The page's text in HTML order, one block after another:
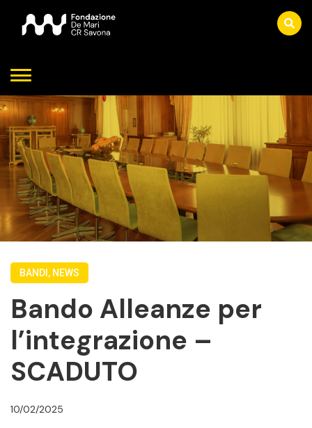
BANDI, NEWS
Bando Alleanze per
l’integrazione –
SCADUTO
10/02/2025